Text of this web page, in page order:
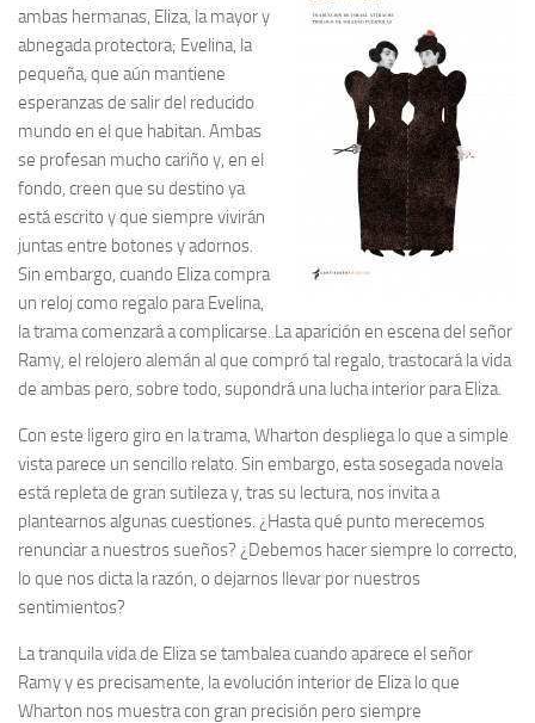
ambas hermanas, Eliza, la mayor y
abnegada protectora; Evelina, la
pequeña, que aún mantiene
esperanzas de salir del reducido
mundo en el que habitan. Ambas
se profesan mucho cariño y, en el
fondo, creen que su destino ya
está escrito y que siempre vivirán
juntas entre botones y adornos.
Sin embargo, cuando Eliza compra
un reloj como regalo para Evelina,
la trama comenzará a complicarse. La aparición en escena del señor
Ramy, el relojero alemán al que compró tal regalo, trastocará la vida
de ambas pero, sobre todo, supondrá una lucha interior para Eliza.
Con este ligero giro en la trama, Wharton despliega lo que a simple
vista parece un sencillo relato. Sin embargo, esta sosegada novela
está repleta de gran sutileza y, tras su lectura, nos invita a
plantearnos algunas cuestiones. ¿Hasta qué punto merecemos
renunciar a nuestros sueños? ¿Debemos hacer siempre lo correcto,
lo que nos dicta la razón, o dejarnos llevar por nuestros
sentimientos?
La tranquila vida de Eliza se tambalea cuando aparece el señor
Ramy y es precisamente, la evolución interior de Eliza lo que
Wharton nos muestra con gran precisión pero siempre